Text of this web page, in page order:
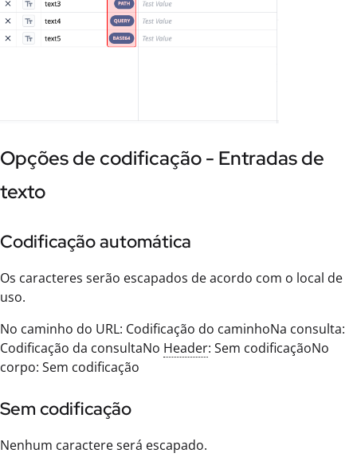
Opções de codificação - Entradas de
texto
Codificação automática
Os caracteres serão escapados de acordo com o local de
uso.
No caminho do URL: Codificação do caminhoNa consulta:
Codificação da consultaNo Header: Sem codificaçãoNo
corpo: Sem codificação
Sem codificação
Nenhum caractere será escapado.